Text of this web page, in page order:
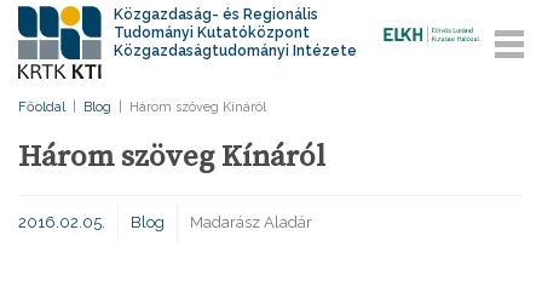
Közgazdaság- és Regionális
Tudományi Kutatóközpont
Közgazdaságtudományi Intézete
Főoldal Blog Három szöveg Kínáról
Három szöveg Kínáról
2016.02.05. Blog Madarász Aladár